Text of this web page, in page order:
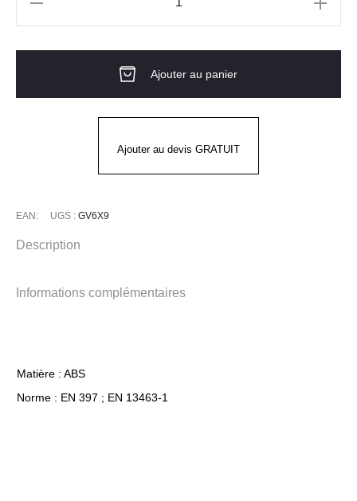
V-
Ajouter au panier
Ajouter au devis GRATUIT
EAN: UGS : GV6X9
Description
Informations complémentaires
Matière : ABS
Norme : EN 397 ; EN 13463-1